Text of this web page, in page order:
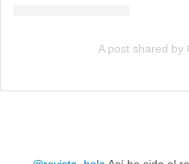
A post shared by